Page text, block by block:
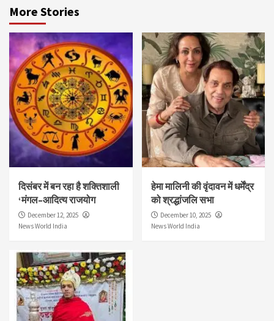
More Stories
दिसंबर में बन रहा है शक्तिशाली
‘मंगल–आदित्य राजयोग
December 12, 2025
News World India
हेमा मालिनी की वृंदावन में धर्मेंद्र
को श्रद्धांजलि सभा
December 10, 2025
News World India